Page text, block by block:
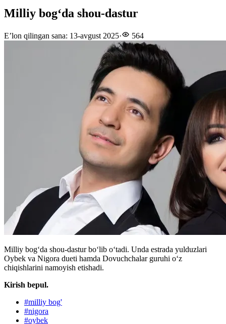
Milliy bogʻda shou-dastur
E’lon qilingan sana: 13-avgust 2025· 564
Milliy bogʻda shou-dastur boʻlib oʻtadi. Unda estrada yulduzlari
Oybek va Nigora dueti hamda Dovuchchalar guruhi oʻz
chiqishlarini namoyish etishadi.
Kirish bepul.
#milliy bog'
#nigora
#oybek